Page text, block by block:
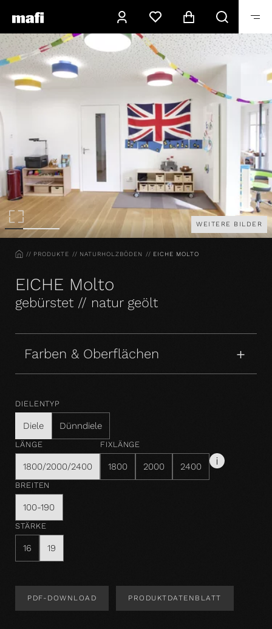
WEITERE BILDER
HOMEPRODUKTE NATURHOLZBÖDEN EICHE MOLTO
EICHE Molto
gebürstet // natur geölt
Farben & Oberflächen
DIELENTYP
Diele Dünndiele
LÄNGE
1800/2000/2400
FIXLÄNGE
1800 2000 2400
BREITEN
100-190
STÄRKE
16 19
PDF-DOWNLOAD PRODUKTDATENBLATT